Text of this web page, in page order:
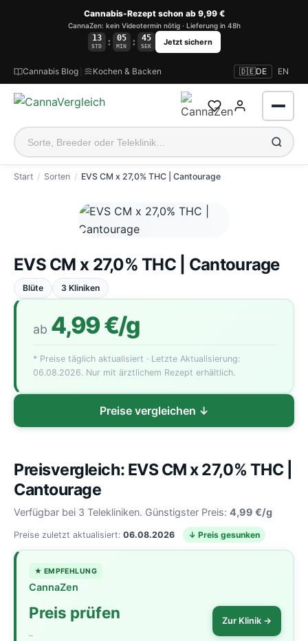
Cannabis-Rezept schon ab 9,99 €
CannaZen: kein Videotermin nötig · Lieferung in 48h
13
STD : 05
MIN : 44
SEK Jetzt sichern
Cannabis Blog Kochen & Backen 🇩🇪DE EN
Anmelden
Start Sorten EVS CM x 27,0% THC | Cantourage
EVS CM x 27,0% THC | Cantourage
Blüte 3 Kliniken
ab 4,99 €/g
* Preise täglich aktualisiert · Letzte Aktualisierung:
06.08.2026. Nur mit ärztlichem Rezept erhältlich.
Preise vergleichen ↓
Preisvergleich: EVS CM x 27,0% THC |
Cantourage
Verfügbar bei 3 Telekliniken. Günstigster Preis: 4,99 €/g
Preise zuletzt aktualisiert: 06.08.2026 ↓ Preis gesunken
★ EMPFEHLUNG
CannaZen
Preis prüfen
–
Zur Klinik →